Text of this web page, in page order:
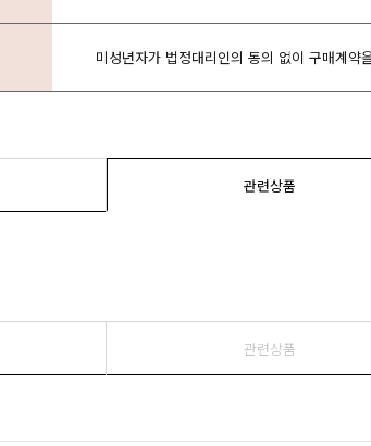
미성년자가 법정대리인의 동의 없이 구매계약
관련상품
관련상품